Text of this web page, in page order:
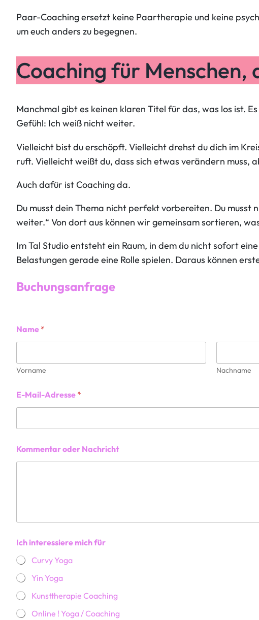
Paar-Coaching ersetzt keine Paartherapie und keine
um euch anders zu begegnen.
Coaching für Menschen,
Manchmal gibt es keinen klaren Titel für das, was los ist.
Gefühl: Ich weiß nicht weiter.
Vielleicht bist du erschöpft. Vielleicht drehst du dich im
ruft. Vielleicht weißt du, dass sich etwas verändern muss,
Auch dafür ist Coaching da.
Du musst dein Thema nicht perfekt vorbereiten. Du
weiter.“ Von dort aus können wir gemeinsam sortieren,
Im Tal Studio entsteht ein Raum, in dem du nicht sofort
Belastungen gerade eine Rolle spielen. Daraus können
Buchungsanfrage
Name *
Vorname Nachname
a
m
e
r
I
E-Mail-Adresse *
Kommentar oder Nachricht
Ich interessiere mich für
Curvy Yoga
Yin Yoga
Kunsttherapie Coaching
Online ! Yoga / Coaching